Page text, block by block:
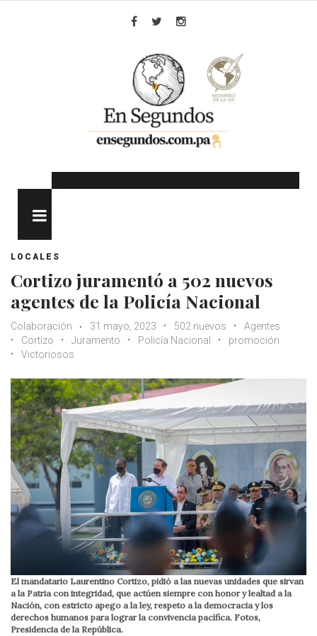
LOCALES
Cortizo juramentó a 502 nuevos
agentes de la Policía Nacional
Colaboración 31 mayo, 2023 502 nuevos
Agentes
Cortizo
Juramento Policía Nacional
promoción
Victoriosos
El mandatario Laurentino Cortizo, pidió a las nuevas unidades que sirvan
a la Patria con integridad, que actúen siempre con honor y lealtad a la
Nación, con estricto apego a la ley, respeto a la democracia y los
derechos humanos para lograr la convivencia pacífica. Fotos,
Presidencia de la República.